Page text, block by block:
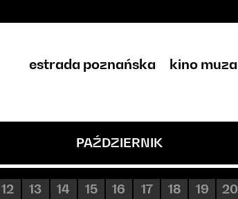
estrada poznańska kino muza
PAŹDZIERNIK
12 13 14 15 16 17 18 19 20